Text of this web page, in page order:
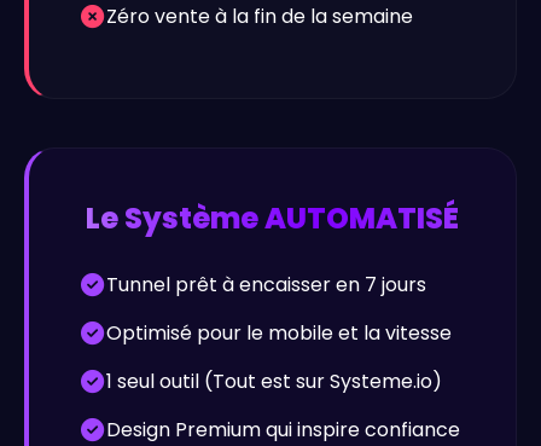
Zéro vente à la fin de la semaine
Le Système AUTOMATISÉ
Tunnel prêt à encaisser en 7 jours
Optimisé pour le mobile et la vitesse
1 seul outil (Tout est sur Systeme.io)
Design Premium qui inspire confiance